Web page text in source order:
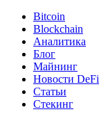
Bitcoin
Blockchain
Аналитика
Блог
Майнинг
Новости DeFi
Статьи
Стекинг